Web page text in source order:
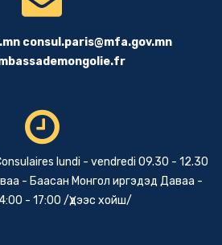
consul.paris@mfa.gov.mn
lundi - vendredi 09.30 - 12.30
- Баасан Монгол иргэдэд Даваа -
- 17:00 /Үдээс хойш/